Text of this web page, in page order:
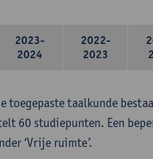
2023-
2024
2022-
2023
toegepaste taalkunde
60 studiepunten. Een
‘Vrije ruimte’.